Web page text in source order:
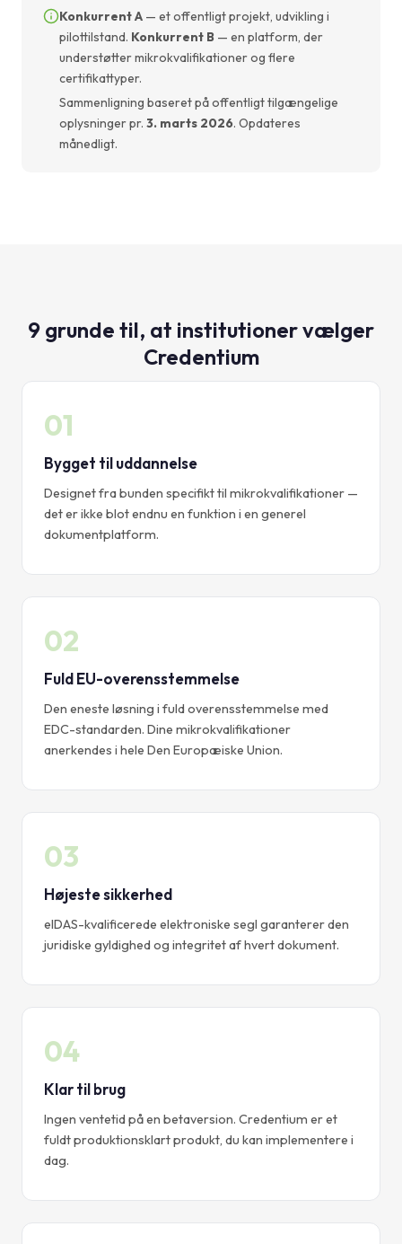
Konkurrent A — et offentligt projekt, udvikling i
pilottilstand. Konkurrent B — en platform, der
understøtter mikrokvalifikationer og flere
certifikattyper.
Sammenligning baseret på offentligt tilgængelige
oplysninger pr. 3. marts 2026. Opdateres
månedligt.
9 grunde til, at institutioner vælger
Credentium
01
Bygget til uddannelse
Designet fra bunden specifikt til mikrokvalifikationer —
det er ikke blot endnu en funktion i en generel
dokumentplatform.
02
Fuld EU-overensstemmelse
Den eneste løsning i fuld overensstemmelse med
EDC-standarden. Dine mikrokvalifikationer
anerkendes i hele Den Europæiske Union.
03
Højeste sikkerhed
eIDAS-kvalificerede elektroniske segl garanterer den
juridiske gyldighed og integritet af hvert dokument.
04
Klar til brug
Ingen ventetid på en betaversion. Credentium er et
fuldt produktionsklart produkt, du kan implementere i
dag.